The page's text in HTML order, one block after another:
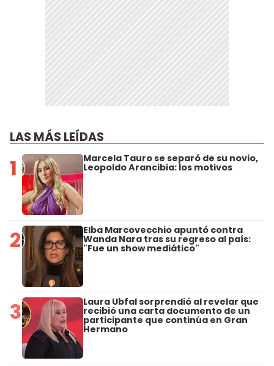
LAS MÁS LEÍDAS
1 Marcela Tauro se separó de su novio,
Leopoldo Arancibia: los motivos
2 Elba Marcovecchio apuntó contra
Wanda Nara tras su regreso al país:
"Fue un show mediático"
3 Laura Ubfal sorprendió al revelar que
recibió una carta documento de un
participante que continúa en Gran
Hermano